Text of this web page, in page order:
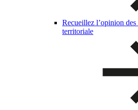
Recueillez l’opinion
territoriale